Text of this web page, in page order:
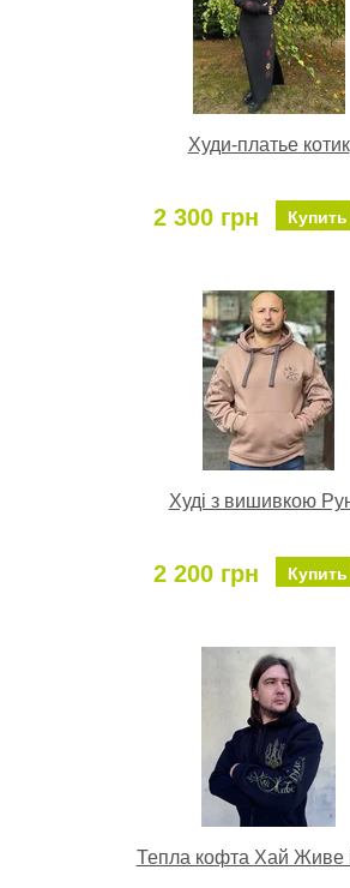
Худи-платье котик
2 300 грн Купить
Худі з вишивкою
2 200 грн Купить
Тепла кофта Хай Живе